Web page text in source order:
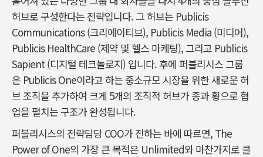
허브로 구성한다는 전략입니다. 그 허브는 Publicis
Communications (크리에이티브), Publicis Media (미디어),
Publicis HealthCare (제약 및 헬스 마케팅), 그리고 Publicis
Sapient (디지털 테크놀로지) 입니다. 후에 퍼블리시스 그룹
은 Publicis One이라고 하는 중소규모 시장을 위한 새로운 허
브 조직을 추가하여 크게 5개의 조직적 허브가 종과 횡으로 협
업을 펼치는 구조가 완성됩니다.
퍼블리시스의 전략담당 COO가 전하는 바에 따르면, The
Power of One의 가장 큰 목적은 Unlimited와 마찬가지로 클